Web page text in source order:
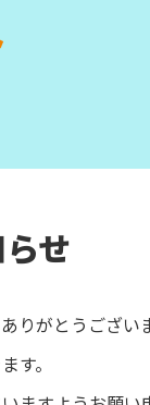
せ
りがとうござい
す。